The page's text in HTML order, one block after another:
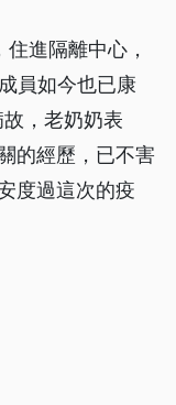
進隔離中心，
員如今也已康
，老奶奶表
的經歷，已不害
度過這次的疫